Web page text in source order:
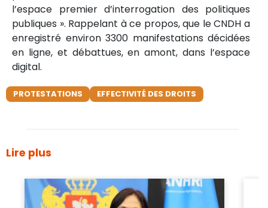
l’espace premier d’interrogation des politiques
publiques ». Rappelant à ce propos, que le CNDH a
enregistré environ 3300 manifestations décidées
en ligne, et débattues, en amont, dans l’espace
digital.
PROTESTATIONS EFFECTIVITÉ DES DROITS
Lire plus